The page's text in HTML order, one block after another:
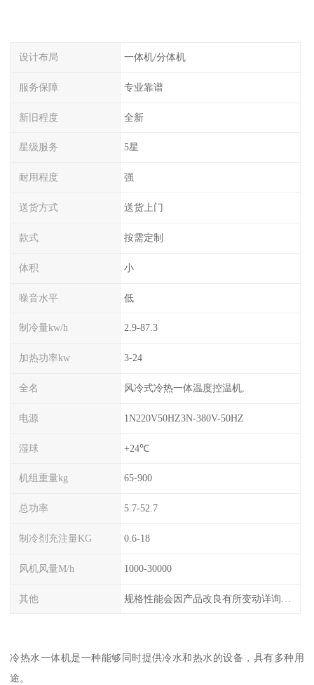
设计布局 一体机/分体机
服务保障 专业靠谱
新旧程度 全新
星级服务 5星
耐用程度 强
送货方式 送货上门
款式 按需定制
体积 小
噪音水平 低
制冷量kw/h 2.9-87.3
加热功率kw 3-24
全名 风冷式冷热一体温度控温机,
电源 1N220V50HZ3N-380V-50HZ
湿球 +24℃
机组重量kg 65-900
总功率 5.7-52.7
制冷剂充注量KG 0.6-18
风机风量M/h 1000-30000
其他
冷热水一体机是一种能够同时提供冷水和热水的设备，具有多种用
途。